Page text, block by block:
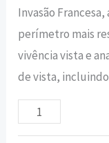
Invasão
perímetro mais
vivência vista e
de vista,